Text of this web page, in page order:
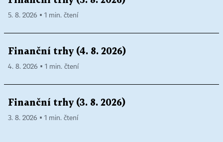
5. 8. 2026 ▪ 1 min. čtení
Finanční trhy (4. 8. 2026)
4. 8. 2026 ▪ 1 min. čtení
Finanční trhy (3. 8. 2026)
3. 8. 2026 ▪ 1 min. čtení